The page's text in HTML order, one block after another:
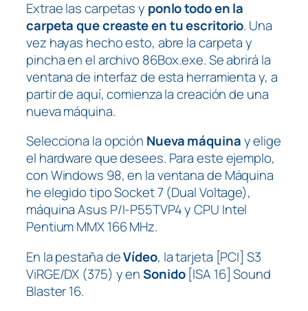
Extrae las carpetas y ponlo todo en la
carpeta que creaste en tu escritorio. Una
vez hayas hecho esto, abre la carpeta y
pincha en el archivo 86Box.exe. Se abrirá la
ventana de interfaz de esta herramienta y, a
partir de aquí, comienza la creación de una
nueva máquina.
Selecciona la opción Nueva máquinay elige
el hardware que desees. Para este ejemplo,
con Windows 98, en la ventana de Máquina
he elegido tipo Socket 7 (Dual Voltage),
máquina Asus P/I-P55TVP4 y CPU Intel
Pentium MMX 166 MHz.
En la pestaña deVídeo, la tarjeta [PCI] S3
ViRGE/DX (375) y enSonido[ISA 16] Sound
Blaster 16.